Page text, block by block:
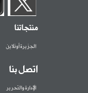
منتجاتنا
الجزيرة أونلاين
اتصل بنا
الإدارة والتحرير